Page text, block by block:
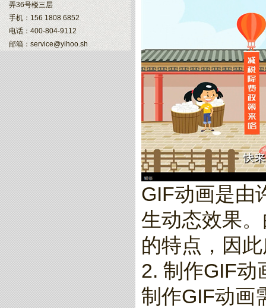
弄36号楼三层
手机：156 1808 6852
电话：400-804-9112
邮箱：service@yihoo.sh
GIF动画是由
生动态效果
的特点，因
2. 制作GIF动
制作GIF动画